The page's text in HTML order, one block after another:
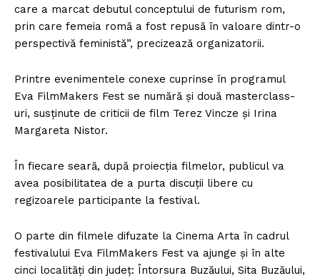
care a marcat debutul conceptului de futurism rom,
prin care femeia romă a fost repusă în valoare dintr-o
perspectivă feministă”, precizează organizatorii.
Printre evenimentele conexe cuprinse în programul
Eva FilmMakers Fest se numără şi două masterclass-
uri, susţinute de criticii de film Terez Vincze şi Irina
Margareta Nistor.
În fiecare seară, după proiecţia filmelor, publicul va
avea posibilitatea de a purta discuţii libere cu
regizoarele participante la festival.
O parte din filmele difuzate la Cinema Arta în cadrul
festivalului Eva FilmMakers Fest va ajunge şi în alte
cinci localităţi din judeţ: Întorsura Buzăului, Sita Buzăului,